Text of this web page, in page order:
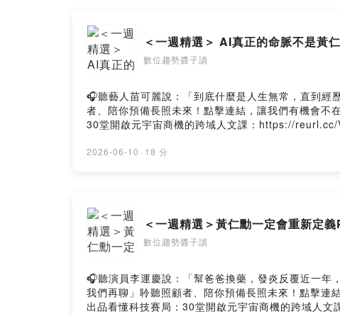
＜一週精選＞ AI真正的命脈不是黃
數位趨勢醬子讀
🎧聽藝人苗可麗說：「到底什麼是人生無常，直到
者、陪你預備長照未來！點擊連結，讓我們有機會
30堂開啟元宇宙商機的跨域人文課：https://
不是GPU，而是一座座AI工廠！誰掌握光纖、基地
2026-06-10 · 18 分
＜一週精選＞黃仁勳一定會重新定
數位趨勢醬子讀
🎧聽演員李運慶說：「幫爸爸換藥，發炎反覆近一
我們再聊」聆聽照顧者、陪你預備長照未來！點擊
出品看懂科技賽局：30堂開啟元宇宙商機的跨域人